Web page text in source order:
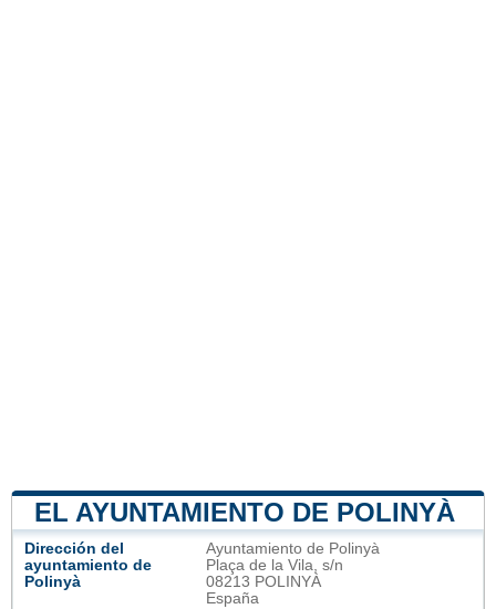
EL AYUNTAMIENTO DE POLINYÀ
Dirección del
ayuntamiento de
Polinyà
Ayuntamiento de Polinyà
Plaça de la Vila, s/n
08213 POLINYÀ
España